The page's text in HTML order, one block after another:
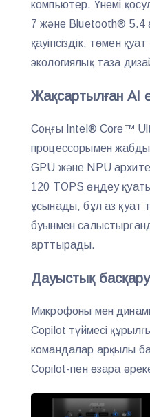
компьютер. Үнемі
7 және Bluetooth® 5.4
қауіпсіздік, төмен
экологиялық таза
Жақсартылған AI
Соңғы Intel® Core™
процессорымен
GPU және NPU
120 TOPS өңдеу
ұсынады, бұл аз қуат
буынмен
арттырады.
Дауыстық
Микрофоны мен
Copilot түймесі
командалар арқылы
Copilot-пен өзара